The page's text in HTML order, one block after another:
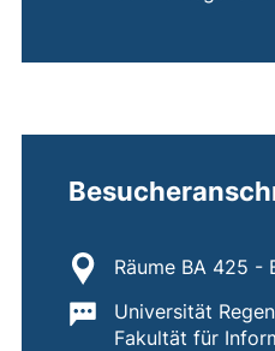
Standort:
Räume BA 425 -
Wichtige
Universität
Fakultät für